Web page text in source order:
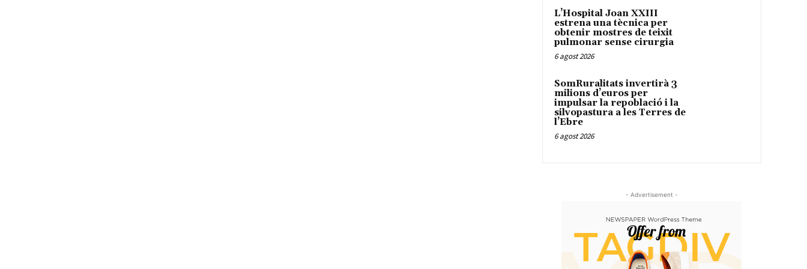
L’Hospital Joan XXIII
estrena una tècnica per
obtenir mostres de teixit
pulmonar sense cirurgia
6 agost 2026
SomRuralitats invertirà 3
milions d’euros per
impulsar la repoblació i la
silvopastura a les Terres de
l’Ebre
6 agost 2026
- Advertisement -